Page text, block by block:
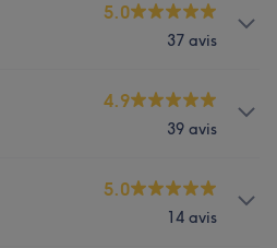
5.0
37 avis
4.9
39 avis
5.0
14 avis